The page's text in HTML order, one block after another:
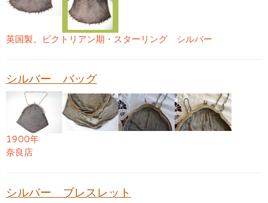
英国製。ビクトリアン期・スターリング シルバー
シルバー バッグ
1900年
奈良店
シルバー ブレスレット